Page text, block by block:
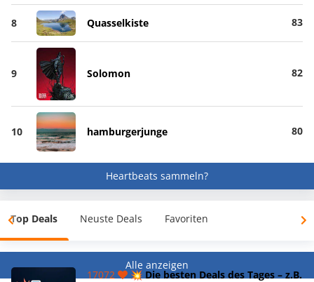
8 Quasselkiste 83
9 Solomon 82
10 hamburgerjunge 80
Heartbeats sammeln?
Top Deals Neuste Deals Favoriten
Alle anzeigen
17072
💥 Die besten Deals des Tages – z.B.